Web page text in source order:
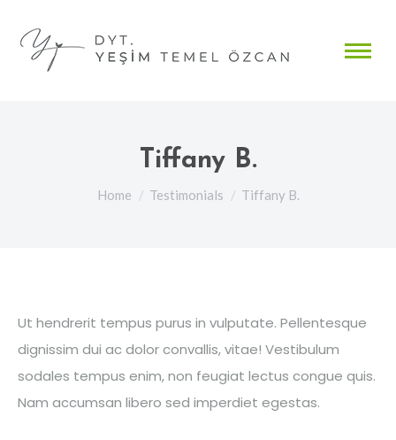
Tiffany B.
You are here:
Home Testimonials Tiffany B.
Ut hendrerit tempus purus in vulputate. Pellentesque
dignissim dui ac dolor convallis, vitae! Vestibulum
sodales tempus enim, non feugiat lectus congue quis.
Nam accumsan libero sed imperdiet egestas.